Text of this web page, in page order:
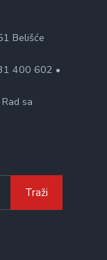
Belišće
400 602 •
sa
Traži